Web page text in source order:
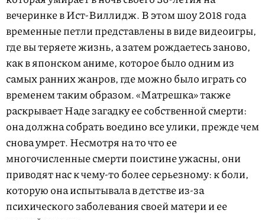
вечеринке в Ист-Виллидж. В этом шоу 2018 года
временные петли представлены в виде видеоигры,
где вы теряете жизнь, а затем рождаетесь заново,
как в японском аниме, которое было одним из
самых ранних жанров, где можно было играть со
временем таким образом. «Матрешка» также
раскрывает Наде загадку ее собственной смерти:
она должна собрать воедино все улики, прежде чем
снова умрет. Несмотря на то что ее
многочисленные смерти поистине ужасны, они
приводят нас к чему-то более серьезному: к боли,
которую она испытывала в детстве из-за
психического заболевания своей матери и ее